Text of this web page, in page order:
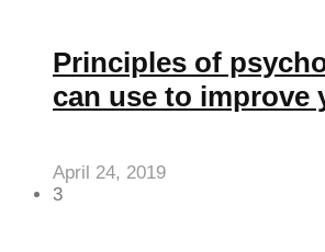
Principles of
can use to improve
April 24, 2019
3